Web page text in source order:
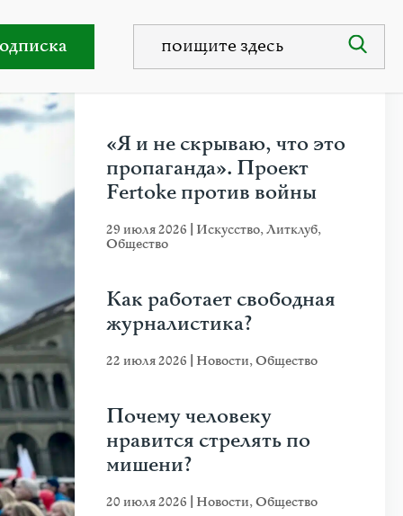
Швейцарии
«Я и не скрываю, что это
пропаганда». Проект
Fertoke против войны
29 июля 2026 Искусство,Литклуб,
Общество
Как работает свободная
журналистика?
22 июля 2026 Новости,Общество
Почему человеку
нравится стрелять по
мишени?
20 июля 2026 Новости,Общество